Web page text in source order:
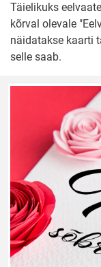
Täielikuks
kõrval olevale
näidatakse kaarti
selle saab.